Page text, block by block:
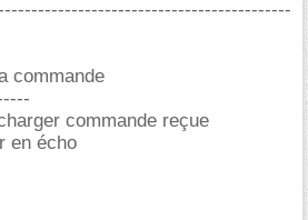
commande
commande reçue
en écho